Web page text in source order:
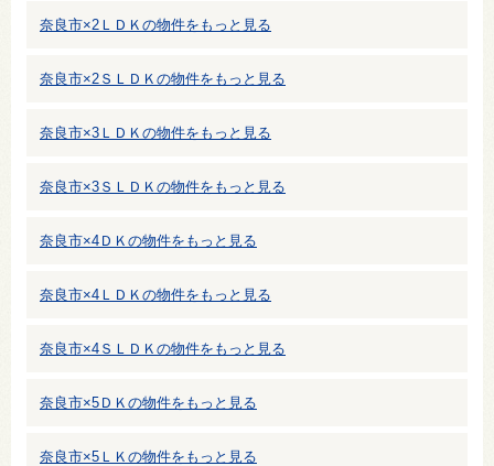
奈良市×2ＬＤＫの物件をもっと見る
奈良市×2ＳＬＤＫの物件をもっと見る
奈良市×3ＬＤＫの物件をもっと見る
奈良市×3ＳＬＤＫの物件をもっと見る
奈良市×4ＤＫの物件をもっと見る
奈良市×4ＬＤＫの物件をもっと見る
奈良市×4ＳＬＤＫの物件をもっと見る
奈良市×5ＤＫの物件をもっと見る
奈良市×5ＬＫの物件をもっと見る